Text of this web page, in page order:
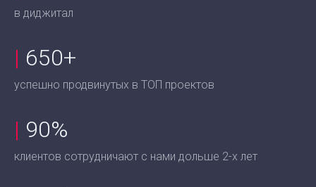
в диджитал
| 650+
успешно продвинутых в ТОП проектов
| 90%
клиентов сотрудничают с нами дольше 2-х лет